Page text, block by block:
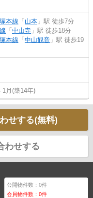
本線 「 山本 」駅 徒歩7分
「 中山寺 」駅 徒歩18分
本線 「 中山観音 」駅 徒歩19
1月(築14年)
せする(無料)
わせする
公開物件数：0件
会員物件数：0件